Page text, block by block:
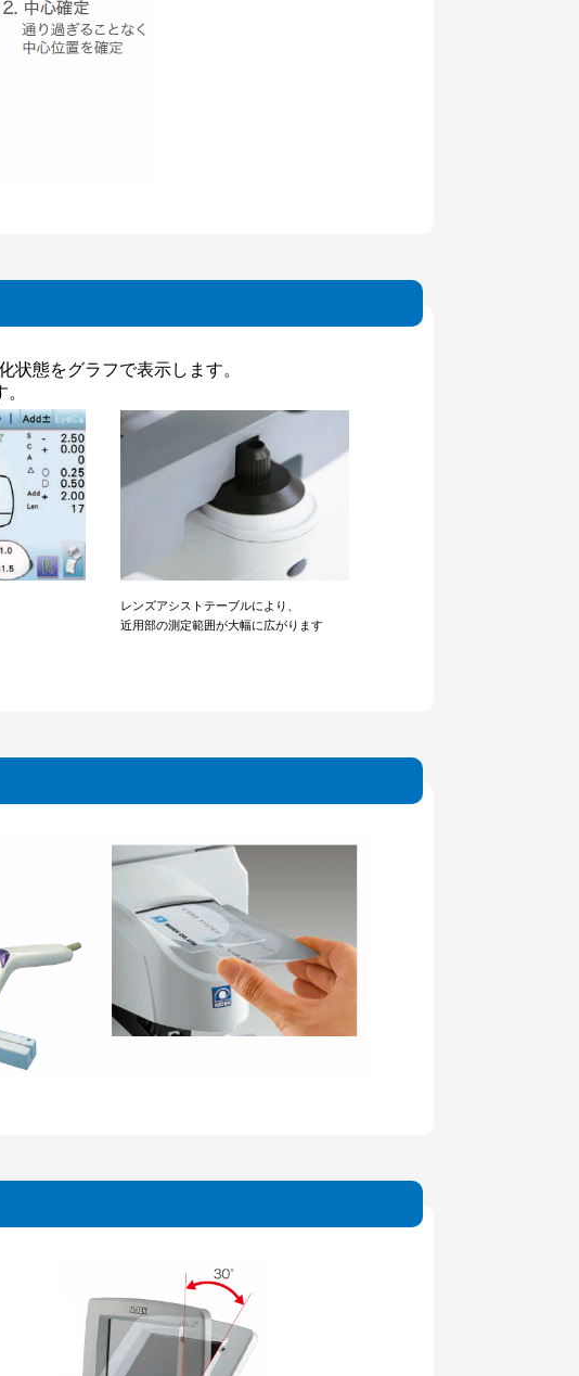
状態をグラフで表示します。
レンズアシストテーブルにより、
近用部の測定範囲が大幅に広がります